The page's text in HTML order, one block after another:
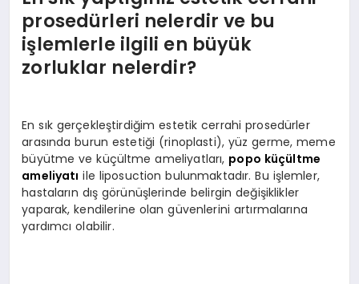
prosedürleri nelerdir ve bu
işlemlerle ilgili en büyük
zorluklar nelerdir?
En sık gerçekleştirdiğim estetik cerrahi prosedürler
arasında burun estetiği (rinoplasti), yüz germe, meme
büyütme ve küçültme ameliyatları, popo küçültme
ameliyatı ile liposuction bulunmaktadır. Bu işlemler,
hastaların dış görünüşlerinde belirgin değişiklikler
yaparak, kendilerine olan güvenlerini artırmalarına
yardımcı olabilir.